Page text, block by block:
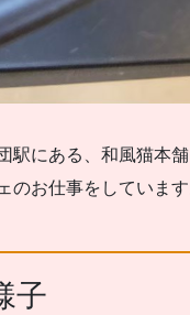
駅にある、和風猫本
のお仕事をしています
子